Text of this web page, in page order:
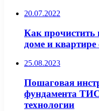
20.07.2022
Как прочистить
доме и
25.08.2023
Пошаговая
фундамента
технологии